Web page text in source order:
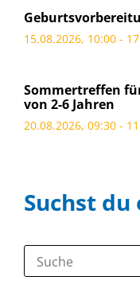
15.08.2026, 10:00 -
Sommertreffen
von 2-6 Jahren
20.08.2026, 09:30 -
Suchst du
Suche: